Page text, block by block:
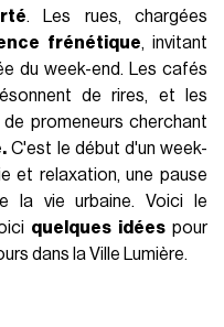
. Les rues, chargées
frénétique, invitant
du week-end. Les cafés
de rires, et les
promeneurs cherchant
C'est le début d'un week-
et relaxation, une pause
la vie urbaine. Voici le
quelques idéespour
dans la Ville Lumière.